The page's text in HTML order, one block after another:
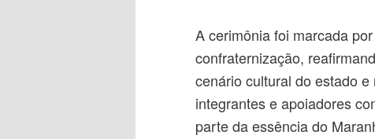
A cerimônia foi marcada
confraternização,
cenário cultural do estado
integrantes e apoiadores
parte da essência do